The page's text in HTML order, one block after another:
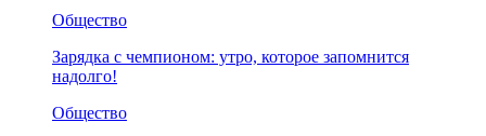
Общество
Зарядка с чемпионом: утро, которое запомнится
надолго!
Общество